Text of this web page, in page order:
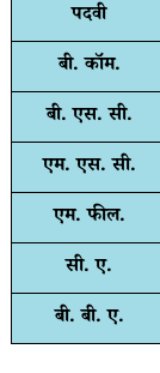
पदवी
बी. कॉम.
बी. एस. सी.
एम. एस. सी.
एम. फील.
सी. ए.
बी. बी. ए.